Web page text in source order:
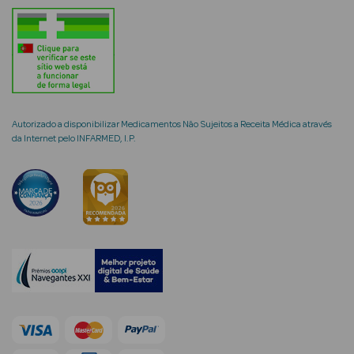
Rosto e
Ver Tudo
Rosto
Hidratantes
Séruns Faciais
Creme de Olhos
Anti-
envelhecimento
Autorizado a disponibilizar Medicamentos Não Sujeitos a Receita Médica através
da Internet pelo INFARMED, I.P.